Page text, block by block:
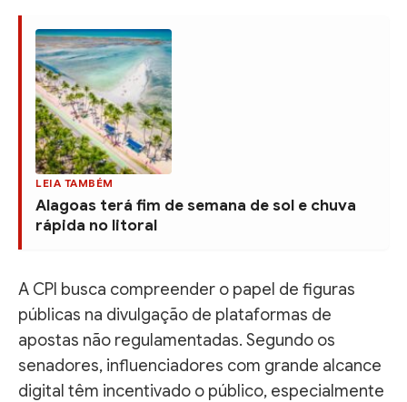
LEIA TAMBÉM
Alagoas terá fim de semana de sol e chuva
rápida no litoral
A CPI busca compreender o papel de figuras
públicas na divulgação de plataformas de
apostas não regulamentadas. Segundo os
senadores, influenciadores com grande alcance
digital têm incentivado o público, especialmente